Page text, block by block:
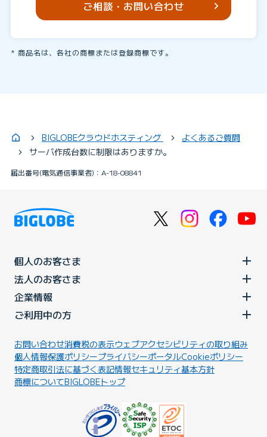
ご相談・お問い合わせ
商品名は、各社の商標または登録商標です。
BIGLOBEクラウドホスティング
よくあるご質問
サーバ作成台数に制限はありますか。
届出番号(電気通信事業者)：A-18-08841
個人のお客さま
法人のお客さま
企業情報
ご利用中の方
お問い合わせ消費税の表示ウェブアクセシビリティの取り組み
個人情報保護ポリシープライバシーポータルCookieポリシー
特定商取引法に基づく表記情報セキュリティ基本方針
商標についてBIGLOBEトップ